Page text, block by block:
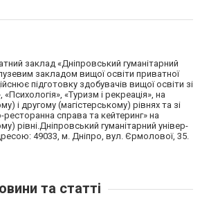
заклад «Дніпровський гуманітарний
закладом вищої освіти приватної
підготовку здобу­вачів вищої освіти зі
«Туризм і рекреація», на
і другому (магістерському) рівнях та зі
ресторанна справа та кейтеринг» на
рівні.Дніпровський гуманітарний універ­
49033, м. Дніпро, вул. Єрмолової, 35.
та статті